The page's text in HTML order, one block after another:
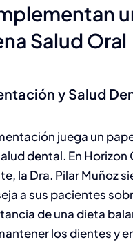
Salud Oral
y Salud
juega un
dental. En Horizon
la Dra. Pilar Muñoz
a sus pacientes
de una dieta
los dientes y